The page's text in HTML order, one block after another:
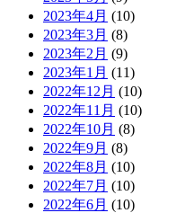
2023年4月 (10)
2023年3月 (8)
2023年2月 (9)
2023年1月 (11)
2022年12月 (10)
2022年11月 (10)
2022年10月 (8)
2022年9月 (8)
2022年8月 (10)
2022年7月 (10)
2022年6月 (10)